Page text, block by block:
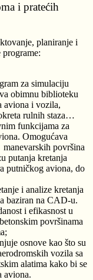
i pratećih
planiranje i
za simulaciju
obimnu biblioteku
aviona i vozila,
rulnih staza…
funkcijama za
Omogućava
površina
putanja kretanja
putničkog aviona, do
i analize kretanja
baziran na CAD-u.
i efikasnost u
površinama
osnove kao što su
vozila sa
alatima kako bi se
aviona.